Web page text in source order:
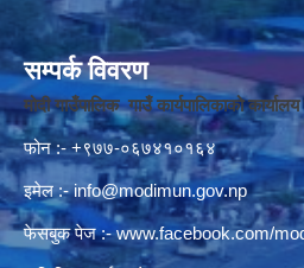
सम्पर्क विवरण
मोदी गाउँपालिक गाउँ कार्यपालिकाको कार्यालय
फोन :- +९७७-०६७४१०१६४
इमेल :-info@modimun.gov.np
फेसबुक पेज :-www.facebook.com/